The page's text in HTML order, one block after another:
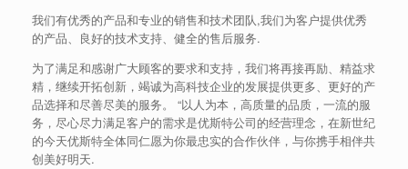
我们有优秀的产品和专业的销售和技术团队,我们为客户提供优秀
的产品、良好的技术支持、健全的售后服务.
为了满足和感谢广大顾客的要求和支持，我们将再接再励、精益求
精，继续开拓创新，竭诚为高科技企业的发展提供更多、更好的产
品选择和尽善尽美的服务。 “以人为本，高质量的品质，一流的服
务，尽心尽力满足客户的需求是优斯特公司的经营理念，在新世纪
的今天优斯特全体同仁愿为你最忠实的合作伙伴，与你携手相伴共
创美好明天.